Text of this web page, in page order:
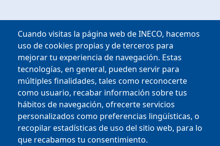
Cuando visitas la página web de INECO, hacemos
uso de cookies propias y de terceros para
mejorar tu experiencia de navegación. Estas
tecnologías, en general, pueden servir para
múltiples finalidades, tales como reconocerte
como usuario, recabar información sobre tus
hábitos de navegación, ofrecerte servicios
personalizados como preferencias lingüísticas, o
recopilar estadísticas de uso del sitio web, para lo
que recabamos tu consentimiento.
Copyright © 2025